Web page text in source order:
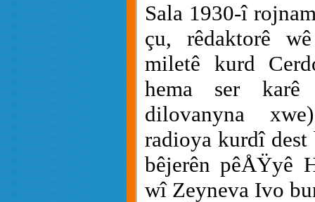
Sala 1930-î
çu, rêdaktorê
miletê kurd
hema ser
dilovanyna
radioya kurdî
bêjerên pêÅŸyê
wî Zeyneva Ivo